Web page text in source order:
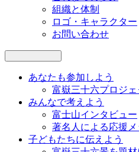
組織と体制
ロゴ・キャラクター
お問い合わせ
あなたも参加しよう
富嶽三十六プロジェ
みんなで考えよう
富士山インタビュー
著名人による応援
子どもたちに伝えよう